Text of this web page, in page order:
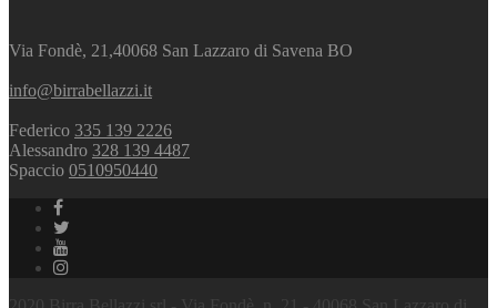
Via Fondè, 21,40068 San Lazzaro di Savena BO
info@birrabellazzi.it
Federico 335 139 2226
Alessandro 328 139 4487
Spaccio 0510950440